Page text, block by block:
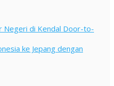
Negeri di Kendal Door-to-
ke Jepang dengan